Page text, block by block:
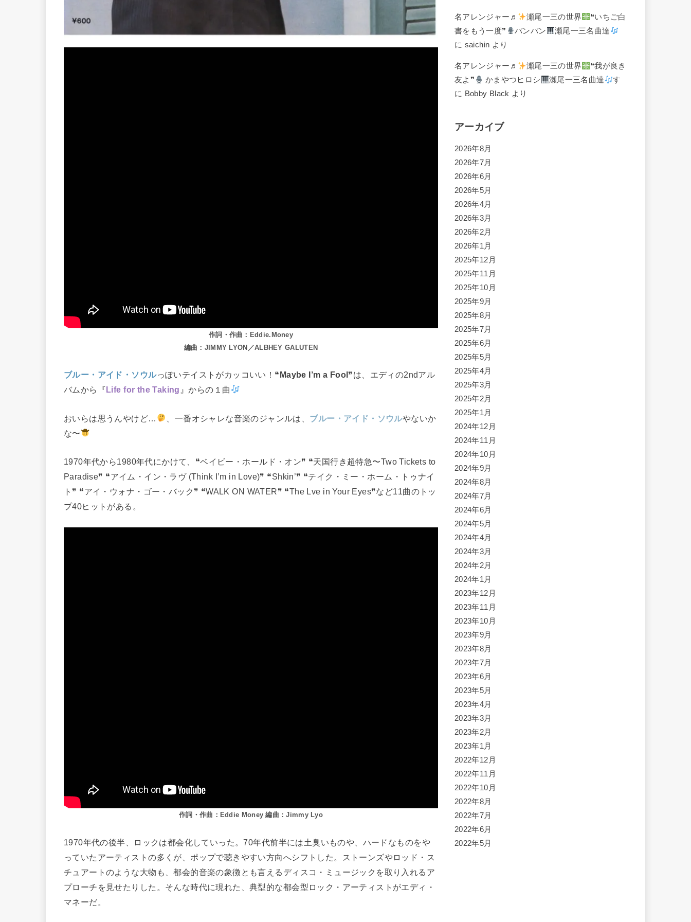
作詞・作曲：Eddie.Money
編曲：JIMMY LYON／ALBHEY GALUTEN
ブルー・アイド・ソウルっぽいテイストがカッコいい！❝Maybe I’m a Fool❞は、エディの2ndアル
バムから『Life for the Taking 』からの１曲
おいらは思うんやけど… 、一番オシャレな音楽のジャンルは、 ブルー・アイド・ソウルやないか
な〜
1970年代から1980年代にかけて、❝ベイビー・ホールド・オン❞ ❝天国行き超特急〜Two Tickets to
Paradise❞ ❝アイム・イン・ラヴ (Think I’m in Love)❞ ❝Shkin’❞ ❝テイク・ミー・ホーム・トゥナイ
ト❞ ❝アイ・ウォナ・ゴー・バック❞ ❝WALK ON WATER❞ ❝The Lve in Your Eyes❞など11曲のトッ
プ40ヒットがある。
作詞・作曲：Eddie Money 編曲：Jimmy Lyo
1970年代の後半、ロックは都会化していった。70年代前半には土臭いものや、ハードなものをや
っていたアーティストの多くが、ポップで聴きやすい方向へシフトした。ストーンズやロッド・ス
チュアートのような大物も、都会的音楽の象徴とも言えるディスコ・ミュージックを取り入れるア
プローチを見せたりした。そんな時代に現れた、典型的な都会型ロック・アーティストがエディ・
マネーだ。
名アレンジャー♬ 瀬尾一三の世界
❝いちご白
書をもう一度❞
バンバン
瀬尾一三名曲達
に saichin より
名アレンジャー♬ 瀬尾一三の世界
❝我が良き
友よ❞
かまやつヒロシ 瀬尾一三名曲達
す
に Bobby Black より
アーカイブ
2026年8月
2026年7月
2026年6月
2026年5月
2026年4月
2026年3月
2026年2月
2026年1月
2025年12月
2025年11月
2025年10月
2025年9月
2025年8月
2025年7月
2025年6月
2025年5月
2025年4月
2025年3月
2025年2月
2025年1月
2024年12月
2024年11月
2024年10月
2024年9月
2024年8月
2024年7月
2024年6月
2024年5月
2024年4月
2024年3月
2024年2月
2024年1月
2023年12月
2023年11月
2023年10月
2023年9月
2023年8月
2023年7月
2023年6月
2023年5月
2023年4月
2023年3月
2023年2月
2023年1月
2022年12月
2022年11月
2022年10月
2022年8月
2022年7月
2022年6月
2022年5月